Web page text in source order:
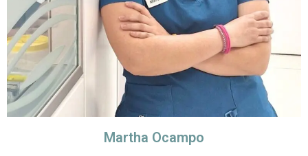
Martha Ocampo